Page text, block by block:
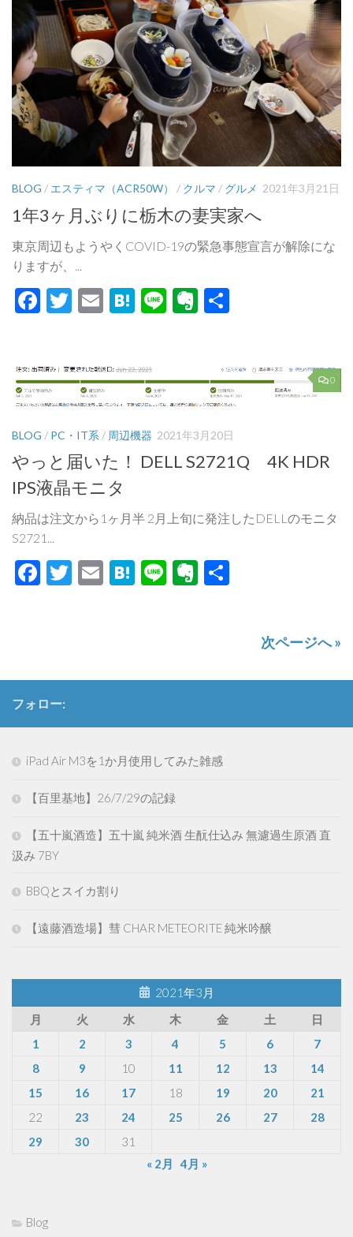
BLOG / エスティマ（ACR50W） / クルマ / グルメ 2021年3月21日
1年3ヶ月ぶりに栃木の妻実家へ
東京周辺もようやくCOVID-19の緊急事態宣言が解除にな
りますが、...
Facebook
Twitter
EmailHatena
LineEvernote
0
BLOG / PC・IT系 / 周辺機器 2021年3月20日
やっと届いた！ DELL S2721Q 4K HDR
IPS液晶モニタ
納品は注文から1ヶ月半 2月上旬に発注したDELLのモニタ
S2721...
Facebook
Twitter
EmailHatena
LineEvernote
次ページへ »
フォロー:
iPad Air M3を1か月使用してみた雑感
【百里基地】26/7/29の記録
【五十嵐酒造】五十嵐 純米酒 生酛仕込み 無濾過生原酒 直
汲み 7BY
BBQとスイカ割り
【遠藤酒造場】彗 CHAR METEORITE 純米吟醸
2021年3月
月
火 水 木 金 土
日
1
2 3 4 5 6
7
8
9 10 11 12 13
14
15
16 17 18 19 20
21
22
23 24 25 26 27
28
29
30
31
« 2月 4月 »
Blog